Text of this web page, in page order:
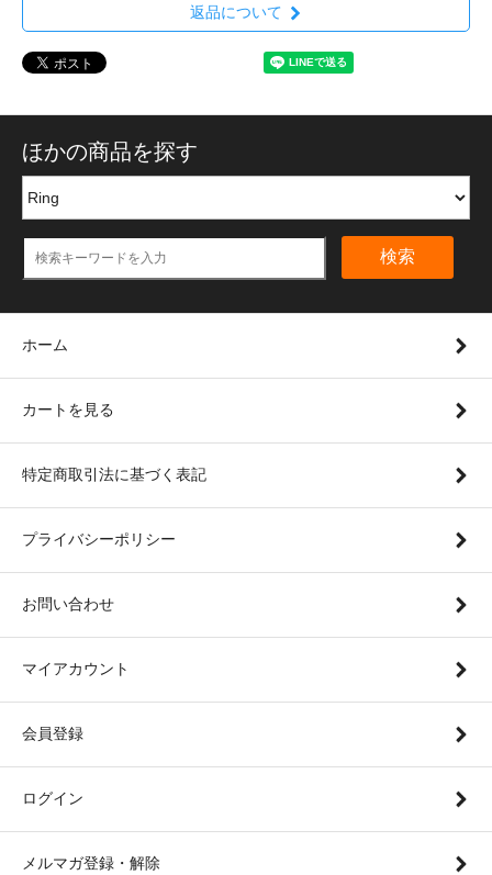
返品について
ほかの商品を探す
検索
ホーム
カートを見る
特定商取引法に基づく表記
プライバシーポリシー
お問い合わせ
マイアカウント
会員登録
ログイン
メルマガ登録・解除